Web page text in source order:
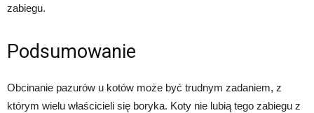
zabiegu.
Podsumowanie
Obcinanie pazurów u kotów może być trudnym zadaniem, z
którym wielu właścicieli się boryka. Koty nie lubią tego zabiegu z